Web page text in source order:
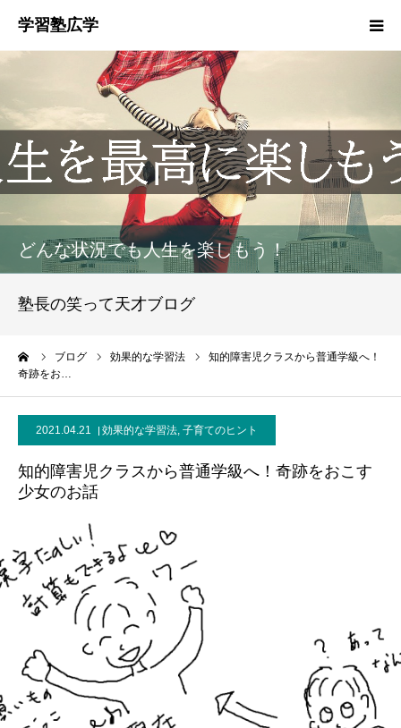
どんな状況でも人生を楽しもう！
塾長の笑って天才ブログ
ブログ 効果的な学習法
知的障害児クラスから普通学級へ！
奇跡をお…
2021.04.21 効果的な学習法, 子育てのヒント
知的障害児クラスから普通学級へ！奇跡をおこす
少女のお話
お知らせ
指導方針
HGM
お問い合わせ
ブログ